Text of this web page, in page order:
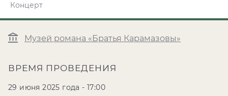
Концерт
Музей романа «Братья Карамазовы»
ВРЕМЯ ПРОВЕДЕНИЯ
29 июня 2025 года - 17:00